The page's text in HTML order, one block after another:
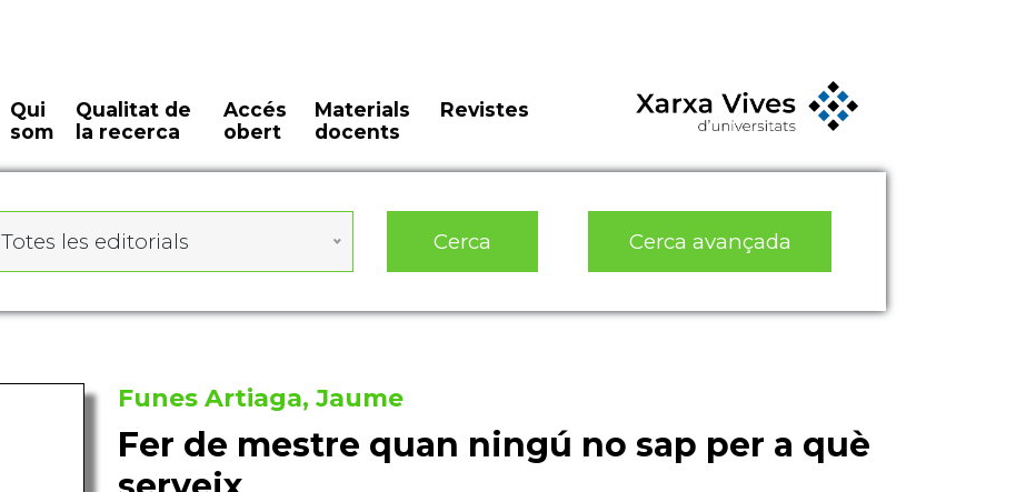
Qui
som
Qualitat de
la recerca
Accés
obert
Materials
docents
Revistes
Totes les editorials Cerca Cerca avançada
Funes Artiaga, Jaume
Fer de mestre quan ningú no sap per a què